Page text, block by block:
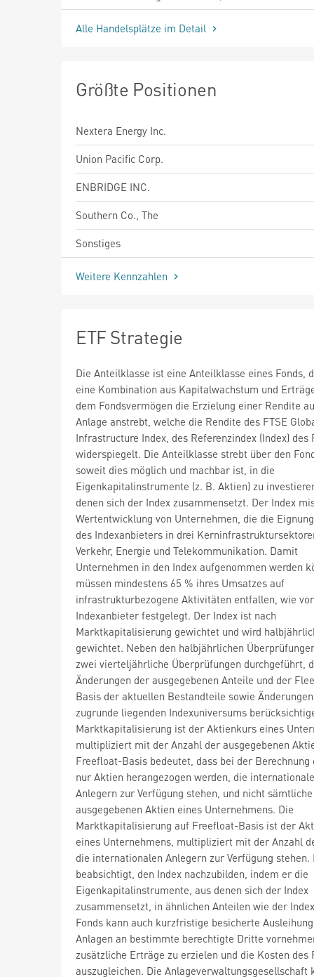
Alle Handelsplätze im Detail
Größte Positionen
Nextera Energy Inc.
Union Pacific Corp.
ENBRIDGE INC.
Southern Co., The
Sonstiges
Weitere Kennzahlen
ETF Strategie
Die Anteilklasse ist eine Anteilklasse eines Fonds,
eine Kombination aus Kapitalwachstum und
dem Fondsvermögen die Erzielung einer Rendite
Anlage anstrebt, welche die Rendite des FTSE
Infrastructure Index, des Referenzindex (Index) des
widerspiegelt. Die Anteilklasse strebt über den
soweit dies möglich und machbar ist, in die
Eigenkapitalinstrumente (z. B. Aktien) zu
denen sich der Index zusammensetzt. Der Index
Wertentwicklung von Unternehmen, die die
des Indexanbieters in drei
Verkehr, Energie und Telekommunikation. Damit
Unternehmen in den Index aufgenommen werden
müssen mindestens 65 % ihres Umsatzes auf
infrastrukturbezogene Aktivitäten entfallen, wie
Indexanbieter festgelegt. Der Index ist nach
Marktkapitalisierung gewichtet und wird
gewichtet. Neben den halbjährlichen
zwei vierteljährliche Überprüfungen durchgeführt,
Änderungen der ausgegebenen Anteile und der
Basis der aktuellen Bestandteile sowie
zugrunde liegenden Indexuniversums
Marktkapitalisierung ist der Aktienkurs eines
multipliziert mit der Anzahl der ausgegebenen
Freefloat-Basis bedeutet, dass bei der Berechnung
nur Aktien herangezogen werden, die
Anlegern zur Verfügung stehen, und nicht sämtliche
ausgegebenen Aktien eines Unternehmens. Die
Marktkapitalisierung auf Freefloat-Basis ist der
eines Unternehmens, multipliziert mit der Anzahl
die internationalen Anlegern zur Verfügung stehen.
beabsichtigt, den Index nachzubilden, indem er die
Eigenkapitalinstrumente, aus denen sich der Index
zusammensetzt, in ähnlichen Anteilen wie der
Fonds kann auch kurzfristige besicherte
Anlagen an bestimmte berechtigte Dritte
zusätzliche Erträge zu erzielen und die Kosten des
auszugleichen. Die Anlageverwaltungsgesellschaft